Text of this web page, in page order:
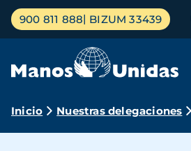
Pasar
contenido
Menú
principal
900 811 888 BIZUM 33439
Ruta
Inicio Nuestras delegaciones